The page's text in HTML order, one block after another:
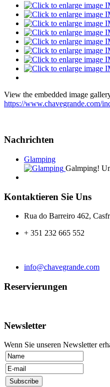
View the embedded image
https://www.chavegrande.com/
Nachrichten
Glamping
Galmping!
Kontaktieren Sie Uns
Rua do Barreiro 462,
+ 351 232 665 552
info@chavegrande.com
Reservierungen
Newsletter
Wenn Sie unseren Newsletter